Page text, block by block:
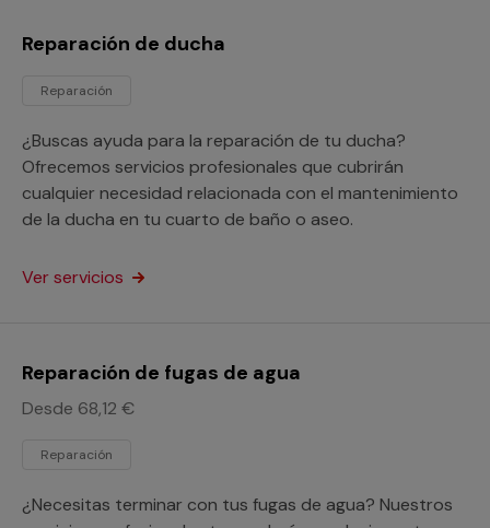
Reparación de ducha
Reparación
¿Buscas ayuda para la reparación de tu ducha?
Ofrecemos servicios profesionales que cubrirán
cualquier necesidad relacionada con el mantenimiento
de la ducha en tu cuarto de baño o aseo.
Ver servicios
Reparación de fugas de agua
Desde 68,12 €
Reparación
¿Necesitas terminar con tus fugas de agua? Nuestros